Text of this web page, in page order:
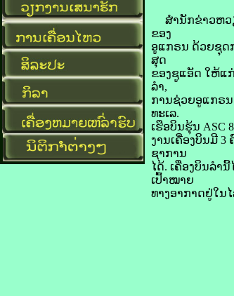
ສໍານັກຂ່າວຫວຽ
ຂອງ
ອູແກຣນ ດ້ວຍຊຸດ
ສຸດ
ຂອງ​ຊູແອັດ ​ໃຫ້​ແ
ລຳ,
ການຊ່ວຍ​ອູ​ແກຣ
ທະ​ເລ.
ເຮືອບິນຮຸ້ນ ASC
ງານເຄື່ອງບິນມີ
ຊາ​ການ​
ໄດ້. ​ເຄື່ອງບິນ​ລຳ​
ເປົ້າ​ໝາຍ​
ທາງ​ອາກາດ​ຢູ່​ໃນ​